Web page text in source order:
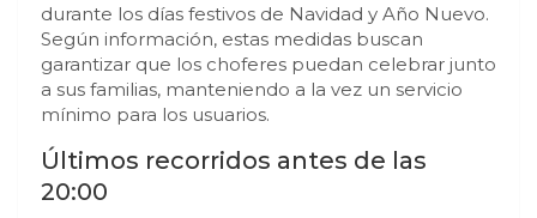
durante los días festivos de Navidad y Año Nuevo.
Según información, estas medidas buscan
garantizar que los choferes puedan celebrar junto
a sus familias, manteniendo a la vez un servicio
mínimo para los usuarios.
Últimos recorridos antes de las
20:00